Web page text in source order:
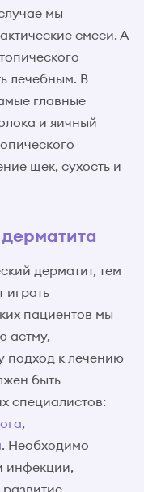
мы
смеси. А
лечебным. В
главные
и яичный
щек, сухость и
дерматит, тем
играть
пациентов мы
астму,
подход к лечению
быть
специалистов:
,
. Необходимо
инфекции,